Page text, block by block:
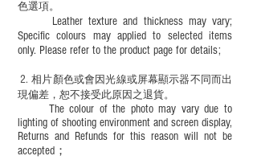
色選項。
Leather texture and thickness may vary;
Specific colours may applied to selected items
only. Please refer to the product page for details;
​2.相片顏色或會因光線或屏幕顯示器不同而出
現偏差，恕不接受此原因之退貨。
The colour of the photo may vary due to
lighting of shooting environment and screen display,
Returns and Refunds for this reason will not be
accepted；